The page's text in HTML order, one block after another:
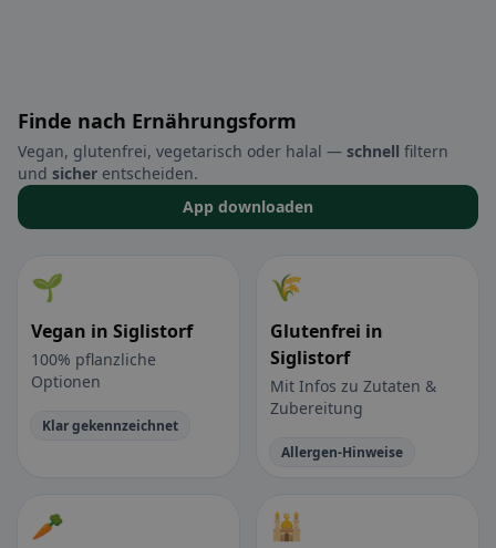
Finde nach Ernährungsform
Vegan, glutenfrei, vegetarisch oder halal — schnell filtern
und sicher entscheiden.
App downloaden
🌱
Vegan in Siglistorf
100% pflanzliche
Optionen
Klar gekennzeichnet
🌾
Glutenfrei in
Siglistorf
Mit Infos zu Zutaten &
Zubereitung
Allergen-Hinweise
🥕 🕌